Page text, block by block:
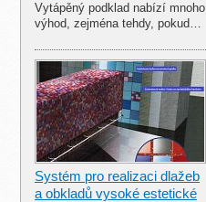
Vytápěný podklad nabízí mnoho
výhod, zejména tehdy, pokud…
Systém pro realizaci dlažeb
a obkladů vysoké estetické